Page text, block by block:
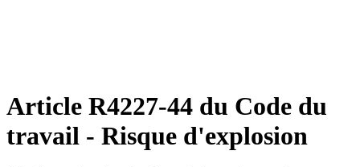
Article R4227-44 du Code du
travail - Risque d'explosion